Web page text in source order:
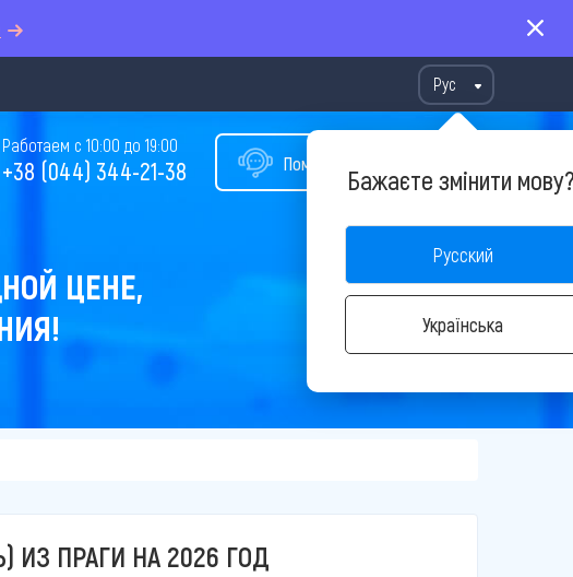
Рус
Бажаєте змінити
Русский
Українська
Помощь в подборе тура
Работаем с 10:00 до 19:00
+38 (044) 344-21-38
ЦЕНЕ,
ПРАГИ НА 2026 ГОД